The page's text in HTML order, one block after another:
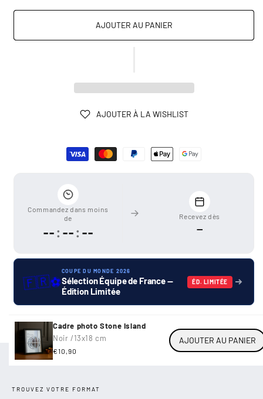
AJOUTER AU PANIER
AJOUTER À LA WISHLIST
Commandez dans moins
de
--: --: --
Recevez dès
—
🇫🇷⚽
COUPE DU MONDE 2026
Sélection Équipe de France —
Édition Limitée
ÉD. LIMITÉE
Cadre photo Stone Island
Noir /13x18 cm
Prix
€10,90
AJOUTER AU PANIER
TROUVEZ VOTRE FORMAT